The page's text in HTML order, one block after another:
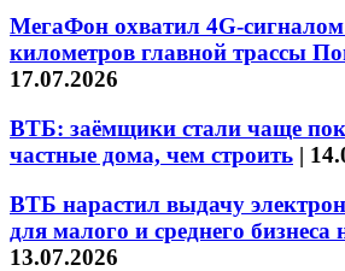
МегаФон охватил 4G-сигналом
километров главной трассы
17.07.2026
ВТБ: заёмщики стали чаще
частные дома, чем строить |
ВТБ нарастил выдачу
для малого и среднего бизнеса
13.07.2026